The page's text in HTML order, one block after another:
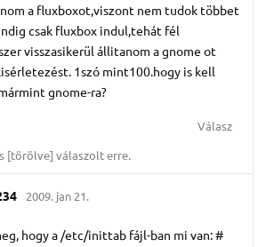
a fluxboxot,viszont nem tudok többet
csak fluxbox indul,tehát fél
visszasikerül állitanom a gnome ot
1szó mint100.hogy is kell
gnome-ra?
Válasz
[törölve] válaszolt erre.
2009. jan 21.
hogy a /etc/inittab fájl-ban mi van: #